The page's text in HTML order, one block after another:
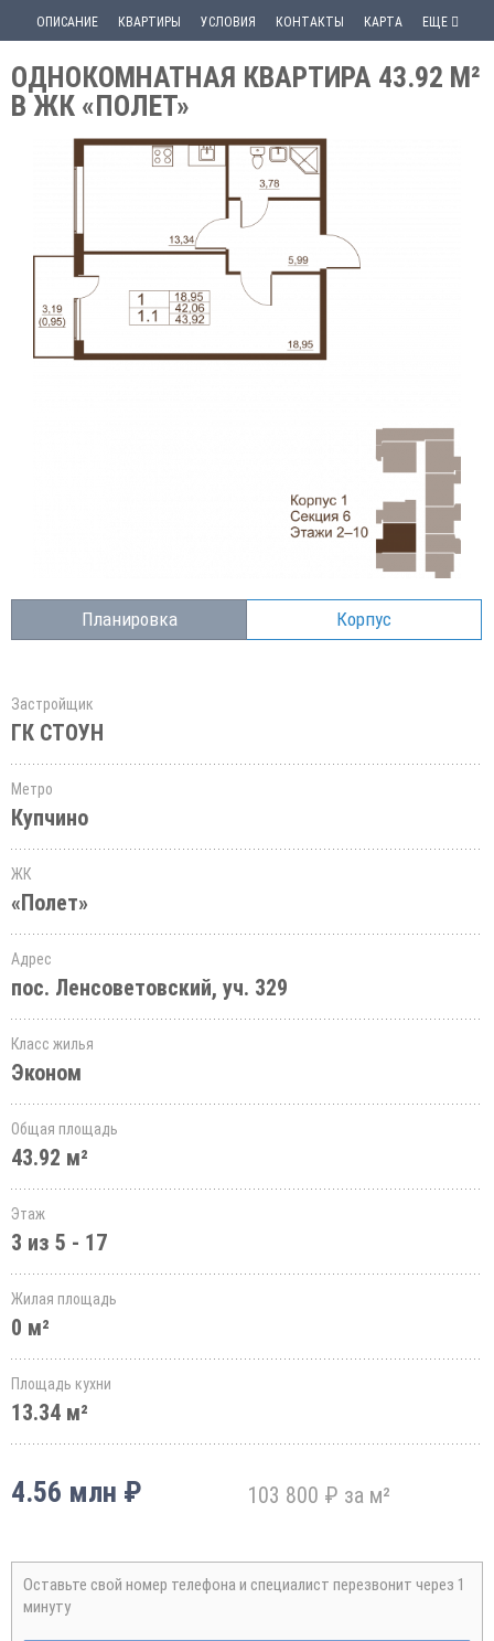
ОПИСАНИЕ КВАРТИРЫ УСЛОВИЯ КОНТАКТЫ КАРТА ЕЩЕ
ОДНОКОМНАТНАЯ КВАРТИРА 43.92 М²
В ЖК «ПОЛЕТ»
Планировка Корпус
Застройщик
ГК СТОУН
Метро
Купчино
ЖК
«Полет»
Адрес
пос. Ленсоветовский, уч. 329
Класс жилья
Эконом
Общая площадь
43.92 м²
Этаж
3 из 5 - 17
Жилая площадь
0 м²
Площадь кухни
13.34 м²
4.56 млн ₽ 103 800 ₽ за м²
Оставьте свой номер телефона и специалист перезвонит через 1
минуту